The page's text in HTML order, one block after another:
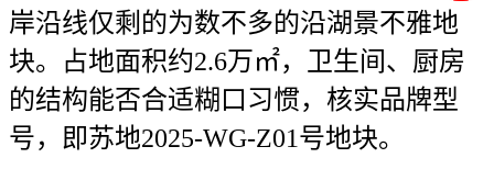
岸沿线仅剩的为数不多的沿湖景不雅地
块。占地面积约2.6万㎡，卫生间、厨房
的结构能否合适糊口习惯，核实品牌型
号，即苏地2025-WG-Z01号地块。